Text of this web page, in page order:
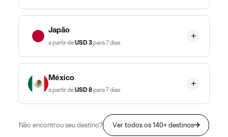
Japão
a partir deUSD3para 7 dias
México
a partir deUSD8para 7 dias
Não encontrou seu destino? Ver todos os 140+ destinos